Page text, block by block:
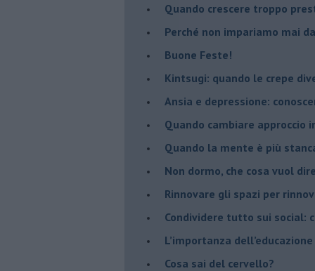
​Quando crescere troppo
​Perché non impariamo mai
​Buone Feste!
​Kintsugi: quando le crepe
Ansia e depressione:
Quando cambiare approccio
​Quando la mente è più
Non dormo, che cosa vuol
​Rinnovare gli spazi per
​Condividere tutto sui social:
​L’importanza
​Cosa sai del cervello?